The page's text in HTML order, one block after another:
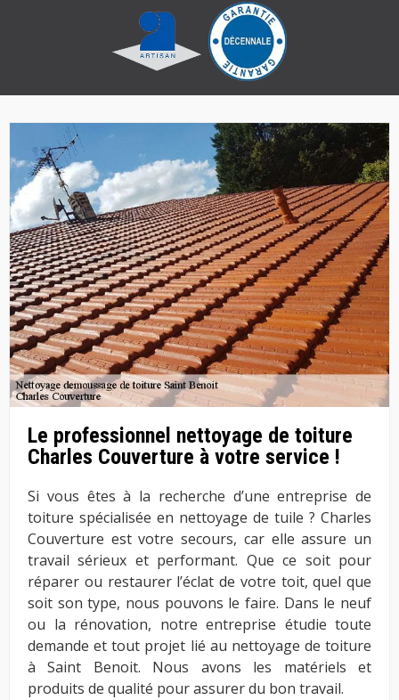
Le professionnel nettoyage de toiture
Charles Couverture à votre service !
Si vous êtes à la recherche d’une entreprise de
toiture spécialisée en nettoyage de tuile ? Charles
Couverture est votre secours, car elle assure un
travail sérieux et performant. Que ce soit pour
réparer ou restaurer l’éclat de votre toit, quel que
soit son type, nous pouvons le faire. Dans le neuf
ou la rénovation, notre entreprise étudie toute
demande et tout projet lié au nettoyage de toiture
à Saint Benoit. Nous avons les matériels et
produits de qualité pour assurer du bon travail.